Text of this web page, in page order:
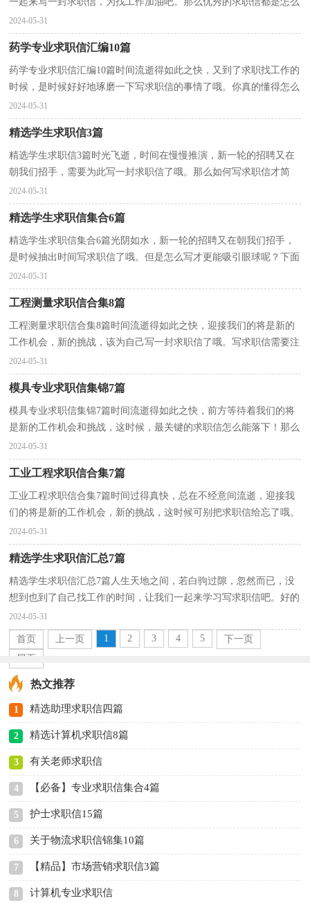
写的呢？以下是小编精心整理的大学生求职信3篇，希望对...
2024-05-31
药学专业求职信汇编10篇
药学专业求职信汇编10篇时间流逝得如此之快，又到了求职找工作的
时候，是时候好好地琢磨一下写求职信的事情了哦。你真的懂得怎么
写好求职信吗？以下是小编精心整理的药学专业求职...
2024-05-31
精选学生求职信3篇
精选学生求职信3篇时光飞逝，时间在慢慢推演，新一轮的招聘又在
朝我们招手，需要为此写一封求职信了哦。那么如何写求职信才简
练、明确呢？以下是小编为大家整理的学生求职信4篇，希望...
2024-05-31
精选学生求职信集合6篇
精选学生求职信集合6篇光阴如水，新一轮的招聘又在朝我们招手，
是时候抽出时间写求职信了哦。但是怎么写才更能吸引眼球呢？下面
是小编帮大家整理的学生求职信6篇，欢迎阅读与收藏。...
2024-05-31
工程测量求职信合集8篇
工程测量求职信合集8篇时间流逝得如此之快，迎接我们的将是新的
工作机会，新的挑战，该为自己写一封求职信了哦。写求职信需要注
意哪些问题呢？下面是小编为大家整理的工程测量求职...
2024-05-31
模具专业求职信集锦7篇
模具专业求职信集锦7篇时间流逝得如此之快，前方等待着我们的将
是新的工作机会和挑战，这时候，最关键的求职信怎么能落下！那么
怎样写好求职信呢？下面是小编为大家收集的模具专业求...
2024-05-31
工业工程求职信合集7篇
工业工程求职信合集7篇时间过得真快，总在不经意间流逝，迎接我
们的将是新的工作机会，新的挑战，这时候可别把求职信给忘了哦。
好的求职信都具备一些什么特点呢？下面是小编为大家收...
2024-05-31
精选学生求职信汇总7篇
精选学生求职信汇总7篇人生天地之间，若白驹过隙，忽然而已，没
想到也到了自己找工作的时间，让我们一起来学习写求职信吧。好的
求职信都具备一些什么特点呢？下面是小编整理的学生求...
2024-05-31
首页 上一页 1 2 3 4 5
下一页
尾页
热文推荐
1 精选助理求职信四篇
2 精选计算机求职信8篇
3 有关老师求职信
4 【必备】专业求职信集合4篇
5 护士求职信15篇
6 关于物流求职信锦集10篇
7 【精品】市场营销求职信3篇
8 计算机专业求职信